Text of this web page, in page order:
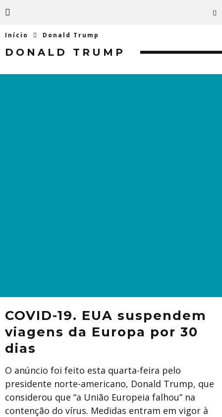
Início Donald Trump
DONALD TRUMP
COVID-19. EUA suspendem
viagens da Europa por 30
dias
O anúncio foi feito esta quarta-feira pelo
presidente norte-americano, Donald Trump, que
considerou que “a União Europeia falhou” na
contenção do vírus. Medidas entram em vigor à